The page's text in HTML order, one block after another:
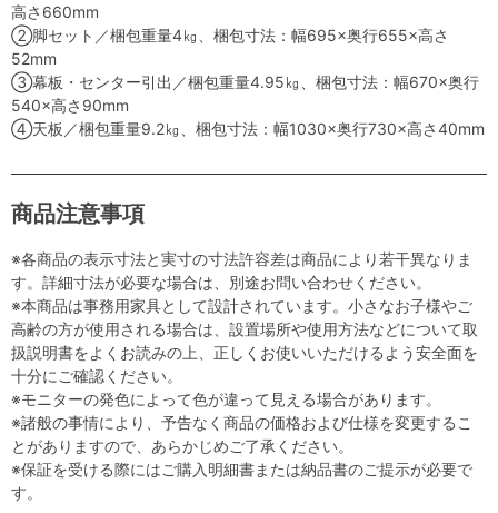
高さ660mm
②脚セット／梱包重量4㎏、梱包寸法：幅695×奥行655×高さ
52mm
③幕板・センター引出／梱包重量4.95㎏、梱包寸法：幅670×奥行
540×高さ90mm
④天板／梱包重量9.2㎏、梱包寸法：幅1030×奥行730×高さ40mm
商品注意事項
※各商品の表示寸法と実寸の寸法許容差は商品により若干異なりま
す。詳細寸法が必要な場合は、別途お問い合わせください。
※本商品は事務用家具として設計されています。小さなお子様やご
高齢の方が使用される場合は、設置場所や使用方法などについて取
扱説明書をよくお読みの上、正しくお使いいただけるよう安全面を
十分にご確認ください。
※モニターの発色によって色が違って見える場合があります。
※諸般の事情により、予告なく商品の価格および仕様を変更するこ
とがありますので、あらかじめご了承ください。
※保証を受ける際にはご購入明細書または納品書のご提示が必要で
す。